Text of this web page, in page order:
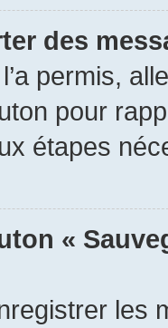
des
permis,
pour
étapes
«